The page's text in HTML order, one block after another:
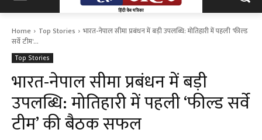
Home Top Stories
भारत-नेपाल सीमा प्रबंधन में बड़ी उपलब्धि: मोतिहारी में पहली 'फील्ड
सर्वे टीम'...
Top Stories
भारत-नेपाल सीमा प्रबंधन में बड़ी
उपलब्धि: मोतिहारी में पहली ‘फील्ड सर्वे
टीम’ की बैठक सफल